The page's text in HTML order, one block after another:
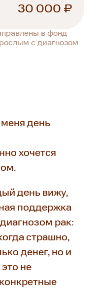
30 000 ₽
в фонд
с диагнозом
меня день
хочется
день вижу,
поддержка
рак:
страшно,
денег, но и
не